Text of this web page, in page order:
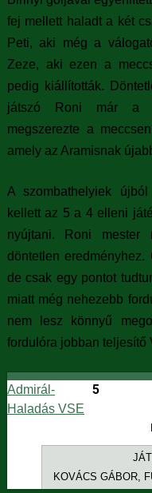
h
e
l
y
fej mellett haladt a két
Peti, aki még a
Zeze, aki ezen a
pedig kiállították.
játszó Roni már a
megszerezte a
amely az Aramisnak
A szombathelyiek
kellett az 5 a 4 elleni
nyújtani. Roni mester
döntetlen eredményhez.
de csak egy pontot
miatt még nehezebb
nem lesz könnyű
fordulóra jobban teljesítő
Admirál-
Haladás VSE
5
KOVÁCS GÁBOR,